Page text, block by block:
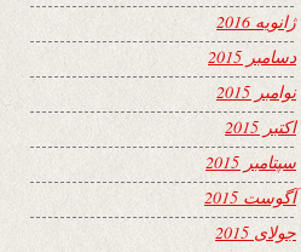
ژانویه 2016
دسامبر 2015
نوامبر 2015
اکتبر 2015
سپتامبر 2015
آگوست 2015
جولای 2015